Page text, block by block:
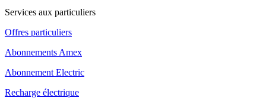
Services aux particuliers
Offres particuliers
Abonnements Amex
Abonnement Electric
Recharge électrique